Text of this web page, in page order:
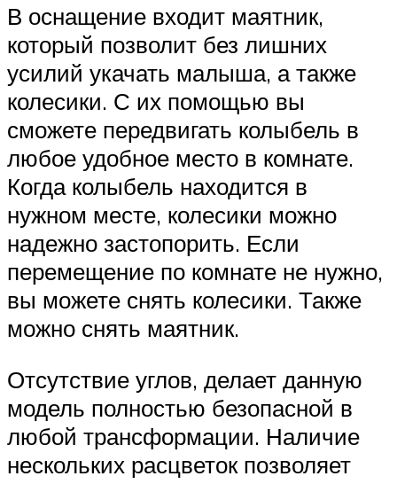
В оснащение входит маятник,
который позволит без лишних
усилий укачать малыша, а также
колесики. С их помощью вы
сможете передвигать колыбель в
любое удобное место в комнате.
Когда колыбель находится в
нужном месте, колесики можно
надежно застопорить. Если
перемещение по комнате не нужно,
вы можете снять колесики. Также
можно снять маятник.
Отсутствие углов, делает данную
модель полностью безопасной в
любой трансформации. Наличие
нескольких расцветок позволяет